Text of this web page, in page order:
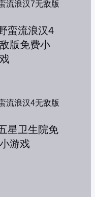
流浪汉7无敌版
流浪汉4无敌版